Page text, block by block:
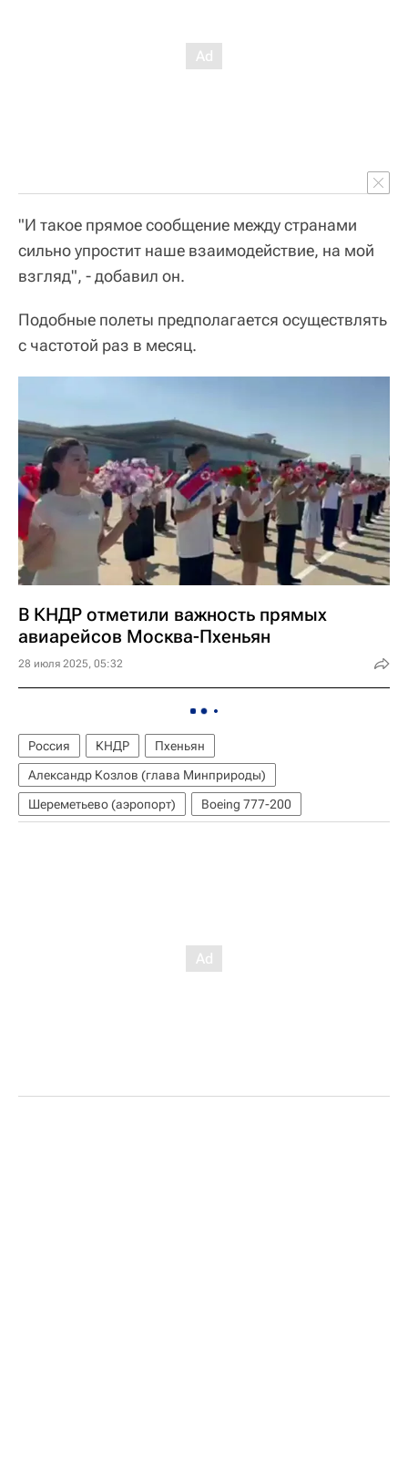
"И такое прямое сообщение между странами
сильно упростит наше взаимодействие, на мой
взгляд", - добавил он.
Подобные полеты предполагается осуществлять
с частотой раз в месяц.
В КНДР отметили важность прямых
авиарейсов Москва-Пхеньян
28 июля 2025, 05:32
Россия КНДР
Пхеньян
Александр Козлов (глава Минприроды)
Шереметьево (аэропорт)
Boeing 777-200